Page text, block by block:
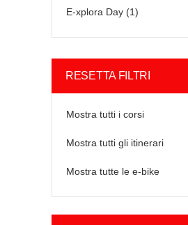
E-xplora Day (1)
RESETTA FILTRI
Mostra tutti i corsi
Mostra tutti gli itinerari
Mostra tutte le e-bike